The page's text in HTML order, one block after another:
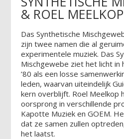
& ROEL MEELKOP
Das Synthetische
zijn twee namen die al
experimentele muziek. Das
Mischgewebe ziet het licht in
’80 als een losse
leden, waarvan uiteindelijk
kern overblijft. Roel Meelkop
oorsprong in verschillende
Kapotte Muziek en GOEM.
dat ze samen zullen
het laatst.